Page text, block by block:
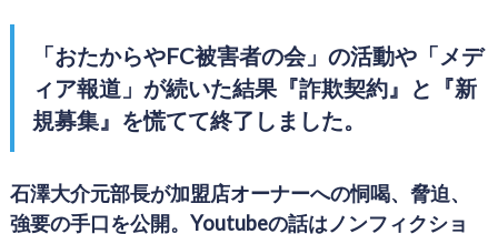
「おたからやFC被害者の会」の活動や「メデ
ィア報道」が続いた結果『詐欺契約』と『新
規募集』を慌てて終了しました。
石澤大介元部長が加盟店オーナーへの恫喝、脅迫、
強要の手口を公開。Youtubeの話はノンフィクショ